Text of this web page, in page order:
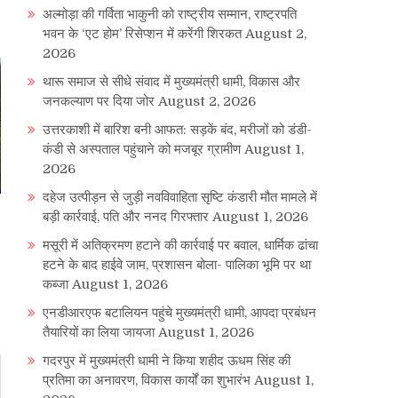
अल्मोड़ा की गर्विता भाकुनी को राष्ट्रीय सम्मान, राष्ट्रपति
भवन के ‘एट होम’ रिसेप्शन में करेंगी शिरकत August 2,
2026
थारू समाज से सीधे संवाद में मुख्यमंत्री धामी, विकास और
जनकल्याण पर दिया जोर August 2, 2026
उत्तरकाशी में बारिश बनी आफत: सड़कें बंद, मरीजों को डंडी-
कंडी से अस्पताल पहुंचाने को मजबूर ग्रामीण August 1,
2026
दहेज उत्पीड़न से जुड़ी नवविवाहिता सृष्टि कंडारी मौत मामले में
बड़ी कार्रवाई, पति और ननद गिरफ्तार August 1, 2026
मसूरी में अतिक्रमण हटाने की कार्रवाई पर बवाल, धार्मिक ढांचा
हटने के बाद हाईवे जाम, प्रशासन बोला- पालिका भूमि पर था
कब्जा August 1, 2026
एनडीआरएफ बटालियन पहुंचे मुख्यमंत्री धामी, आपदा प्रबंधन
तैयारियों का लिया जायजा August 1, 2026
गदरपुर में मुख्यमंत्री धामी ने किया शहीद ऊधम सिंह की
प्रतिमा का अनावरण, विकास कार्यों का शुभारंभ August 1,